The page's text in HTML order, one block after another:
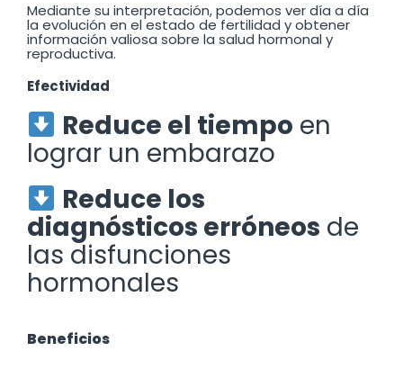
Mediante su interpretación, podemos ver día a día
la evolución en el estado de fertilidad y obtener
información valiosa sobre la salud hormonal y
reproductiva.
Efectividad
Reduce el tiempo en
lograr un embarazo
Reduce los
diagnósticos erróneos de
las disfunciones
hormonales
Beneficios